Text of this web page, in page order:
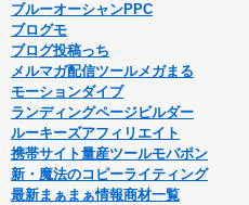
ブルーオーシャンPPC
ブログモ
ブログ投稿っち
メルマガ配信ツールメガまる
モーションダイブ
ランディングページビルダー
ルーキーズアフィリエイト
携帯サイト量産ツールモバポン
新・魔法のコピーライティング
最新まぁまぁ情報商材一覧